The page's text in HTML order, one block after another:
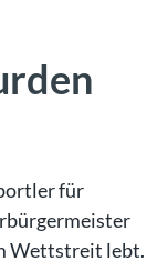
für
Wettstreit lebt.